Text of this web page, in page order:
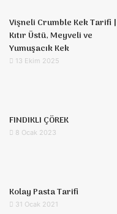
Vişneli Crumble Kek Tarifi |
Kıtır Üstü, Meyveli ve
Yumuşacık Kek
13 Ekim 2025
FINDIKLI ÇÖREK
8 Ocak 2023
Kolay Pasta Tarifi
31 Ocak 2021